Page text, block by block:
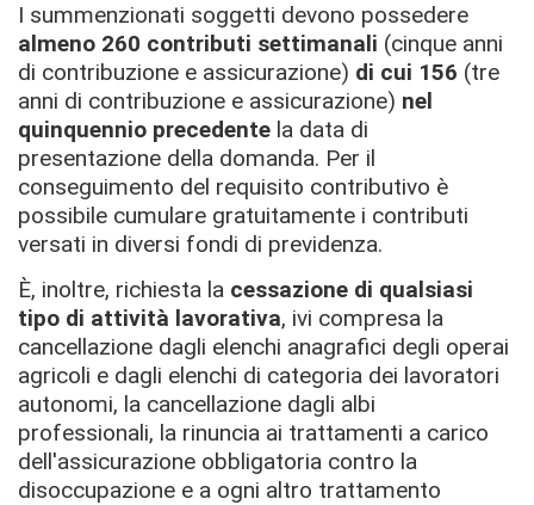
I summenzionati soggetti devono possedere
almeno 260 contributi settimanali (cinque anni
di contribuzione e assicurazione) di cui 156 (tre
anni di contribuzione e assicurazione) nel
quinquennio precedente la data di
presentazione della domanda. Per il
conseguimento del requisito contributivo è
possibile cumulare gratuitamente i contributi
versati in diversi fondi di previdenza.
È, inoltre, richiesta la cessazione di qualsiasi
tipo di attività lavorativa, ivi compresa la
cancellazione dagli elenchi anagrafici degli operai
agricoli e dagli elenchi di categoria dei lavoratori
autonomi, la cancellazione dagli albi
professionali, la rinuncia ai trattamenti a carico
dell'assicurazione obbligatoria contro la
disoccupazione e a ogni altro trattamento